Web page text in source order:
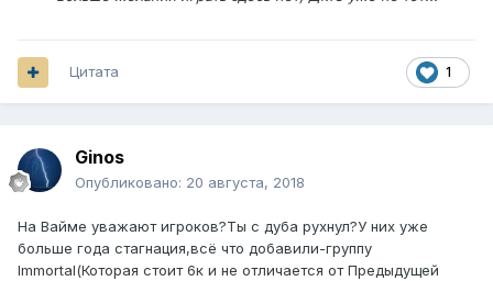
1
Цитата
Ginos
Опубликовано: 20 августа, 2018
На Вайме уважают игроков?Ты с дуба рухнул?У них уже
больше года стагнация,всё что добавили-группу
Immortal(Которая стоит 6к и не отличается от Предыдущей